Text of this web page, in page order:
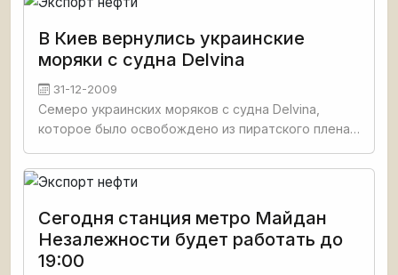
В Киев вернулись украинские
моряки с судна Delvina
31-12-2009
Семеро украинских моряков с судна Delvina,
которое было освобождено из пиратского плена
международный аэропорт Борисполь, сообщает
пресс-служба Президента
Сегодня станция метро Майдан
Незалежности будет работать до
19:00